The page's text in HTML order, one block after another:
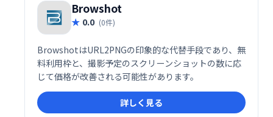
Browshot
0.0 (0件)
BrowshotはURL2PNGの印象的な代替手段であり、無
料利用枠と、撮影予定のスクリーンショットの数に応
じて価格が改善される可能性があります。
詳しく見る